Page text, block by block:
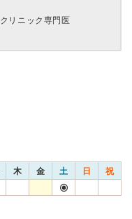
リニック専門医
木 金 土 日 祝